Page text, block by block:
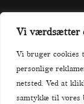
Vi værdsætter
Vi bruger cookies
personlige
netsted. Ved at
samtykke til vores
Praktisk
Forside
Menu